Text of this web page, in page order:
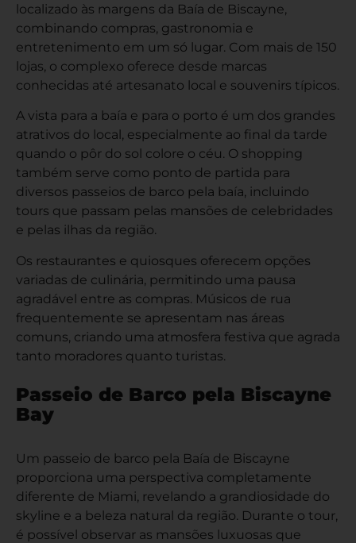
localizado às margens da Baía de Biscayne,
combinando compras, gastronomia e
entretenimento em um só lugar. Com mais de 150
lojas, o complexo oferece desde marcas
conhecidas até artesanato local e souvenirs típicos.
A vista para a baía e para o porto é um dos grandes
atrativos do local, especialmente ao final da tarde
quando o pôr do sol colore o céu. O shopping
também serve como ponto de partida para
diversos passeios de barco pela baía, incluindo
tours que passam pelas mansões de celebridades
e pelas ilhas da região.
Os restaurantes e quiosques oferecem opções
variadas de culinária, permitindo uma pausa
agradável entre as compras. Músicos de rua
frequentemente se apresentam nas áreas
comuns, criando uma atmosfera festiva que agrada
tanto moradores quanto turistas.
Passeio de Barco pela Biscayne
Bay
Um passeio de barco pela Baía de Biscayne
proporciona uma perspectiva completamente
diferente de Miami, revelando a grandiosidade do
skyline e a beleza natural da região. Durante o tour,
é possível observar as mansões luxuosas que